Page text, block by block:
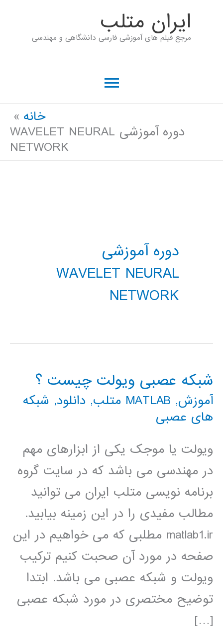
ايران متلب
مرجع فیلم های آموزشی فارسی دانشگاهی و مهندسی
فهرست
خانه
دوره آموزشی WAVELET NEURAL
NETWORK
دوره آموزشی
WAVELET NEURAL
NETWORK
شبکه عصبی ویولت چیست ؟
آموزش, MATLAB متلب , دانلود, شبکه
های عصبی
ویولت یا موجک یکی از ابزارهای مهم
در مهندسی می باشد که در سایت گروه
برنامه نویسی متلب ایران می توانید
مطالب مفیدی را در این زمینه بیابید.
matlab1.ir مطلبی که می خواهیم در این
صفحه در مورد آن صحبت کنیم ترکیب
ویولت و شبکه عصبی می باشد. ابتدا
توضیح مختصری در مورد شبکه عصبی
[…]